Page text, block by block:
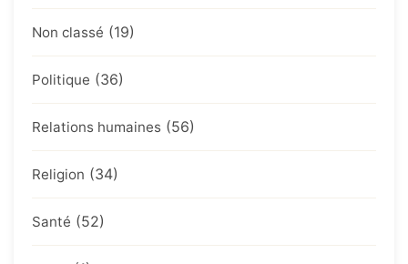
Non classé (19)
Politique (36)
Relations humaines (56)
Religion (34)
Santé (52)